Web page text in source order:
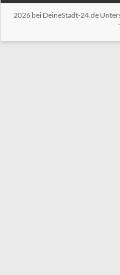
2026 bei DeineStadt-24.de